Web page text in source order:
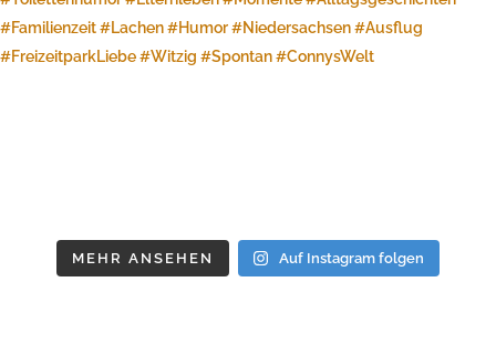
MEHR ANSEHEN Auf Instagram folgen